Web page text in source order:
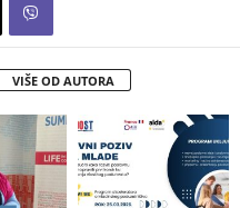
VIŠE OD AUTORA